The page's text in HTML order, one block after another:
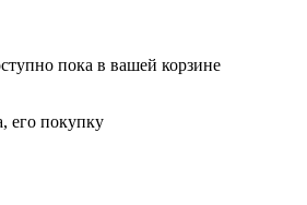
пока в вашей корзине
его покупку